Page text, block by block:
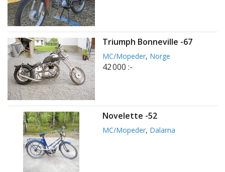
Triumph Bonneville -67
MC/Mopeder, Norge
42 000 :-
Novelette -52
MC/Mopeder, Dalarna